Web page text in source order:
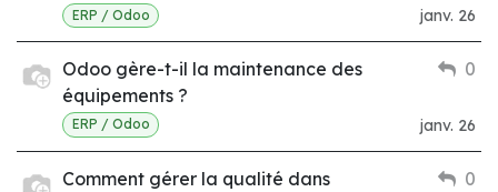
ERP / Odoo janv. 26
Odoo gère-t-il la maintenance des
équipements ?
ERP / Odoo
0
janv. 26
Comment gérer la qualité dans
0